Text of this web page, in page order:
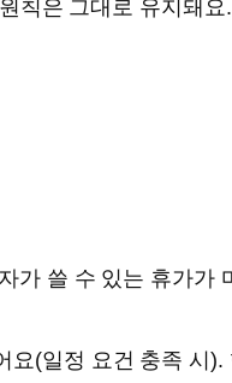
칙은 그대로 유지돼요.
가 쓸 수 있는 휴가가
(일정 요건 충족 시